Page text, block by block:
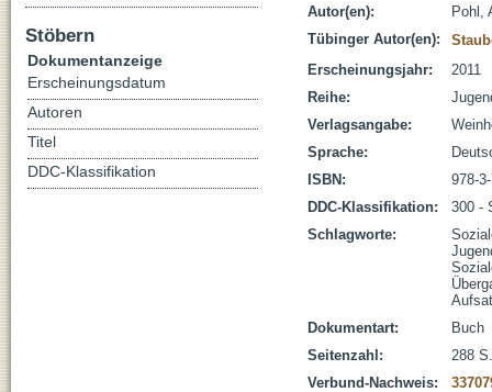
Autor(en):
Pohl,
Tübinger Autor(en):
Erscheinungsjahr:
2011
Reihe:
Verlagsangabe:
Sprache:
ISBN:
978-
DDC-Klassifikation:
300 -
Schlagworte:
Dokumentart:
Buch
Seitenzahl:
288
Verbund-Nachweis:
Stöbern
Dokumentanzeige
Erscheinungsdatum
Autoren
Titel
DDC-Klassifikation